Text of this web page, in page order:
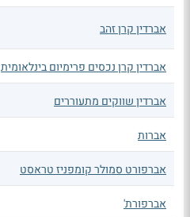
אברדין קרן זהב
אברדין קרן נכסים פרימיום בינלאומית
אברדין שווקים מתעוררים
אברות
אברפורט סמולר קומפניז טראסט
אברפורת'